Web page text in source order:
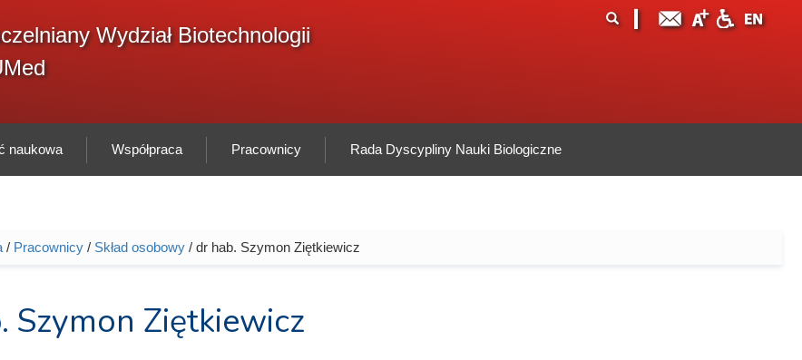
Wydział Biotechnologii
naukowa Współpraca Pracownicy Rada Dyscypliny Nauki Biologiczne
/ Pracownicy/ Skład osobowy/ dr hab. Szymon Ziętkiewicz
Szymon Ziętkiewicz